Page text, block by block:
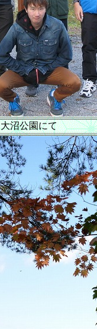
大沼公園にて